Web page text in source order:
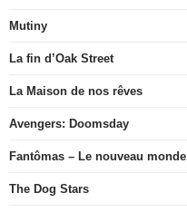
Mutiny
La fin d’Oak Street
La Maison de nos rêves
Avengers: Doomsday
Fantômas – Le nouveau monde
The Dog Stars